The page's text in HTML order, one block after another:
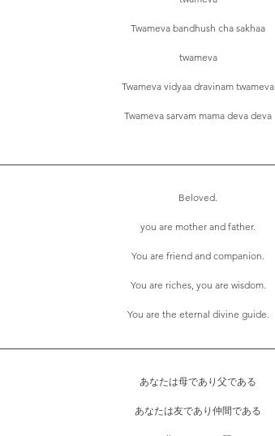
Twameva bandhush cha sakhaa
twameva
Twameva vidyaa dravinam twameva
Twameva sarvam mama deva deva
Beloved.
you are mother and father.
You are friend and companion.
You are riches, you are wisdom.
You are the eternal divine guide.
あなたは母であり父である
あなたは友であり仲間である